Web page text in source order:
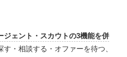
ジェント・スカウトの3機能を併
す・相談する・オファーを待つ、